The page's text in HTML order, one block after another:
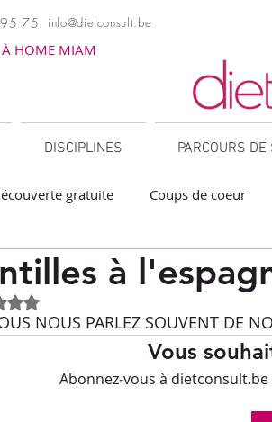
75 info@dietconsult.be
À HOME MIAM
DISCIPLINES PARCOURS
gratuite Coups de coeur
/ Plancha Collations
Family corner IG bas
à
Noté NaN étoiles sur 5.
NOUS PARLEZ SOUVENT DE
Vous
Abonnez-vous à